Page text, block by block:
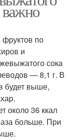
важно
по
и
сока
— 8,1 г. В
будет выше,
около 36 ккал
больше. При